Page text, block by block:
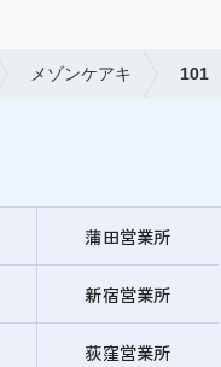
メゾンケアキ 101
蒲田営業所
新宿営業所
荻窪営業所